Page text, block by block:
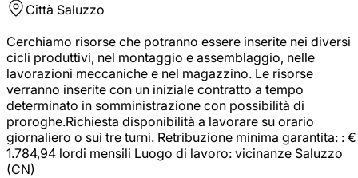
Città Saluzzo
Cerchiamo risorse che potranno essere inserite nei diversi
cicli produttivi, nel montaggio e assemblaggio, nelle
lavorazioni meccaniche e nel magazzino. Le risorse
verranno inserite con un iniziale contratto a tempo
determinato in somministrazione con possibilità di
proroghe.Richiesta disponibilità a lavorare su orario
giornaliero o sui tre turni. Retribuzione minima garantita: : €
1.784,94 lordi mensili Luogo di lavoro: vicinanze Saluzzo
(CN)